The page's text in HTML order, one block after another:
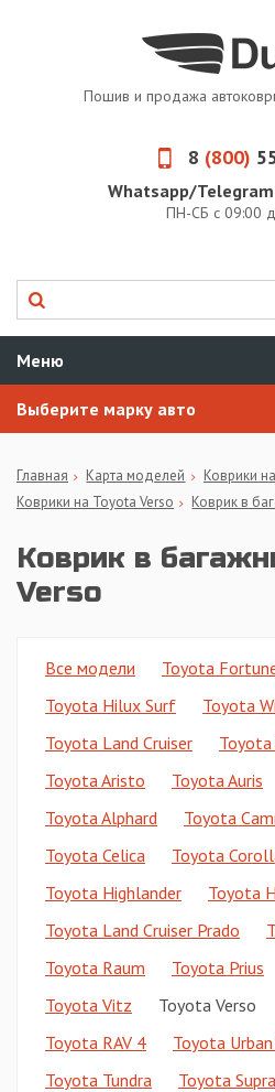
Пошив и продажа
8 (800)
Whatsapp/
ПН-СБ с 09:00
Меню
Выберите марку авто
Главная Карта моделей
Коврики
Коврики на Toyota Verso
Коврик в
Коврик в
Verso
Все модели Toyota
Toyota Hilux Surf
Toyota
Toyota Land Cruiser
Toyota
Toyota Aristo
Toyota Auris
Toyota Alphard
Toyota
Toyota Celica
Toyota
Toyota Highlander
Toyota
Toyota Land Cruiser Prado
Toyota Raum
Toyota Prius
Toyota Vitz
Toyota Verso
Toyota RAV 4
Toyota
Toyota Tundra
Toyota Supra